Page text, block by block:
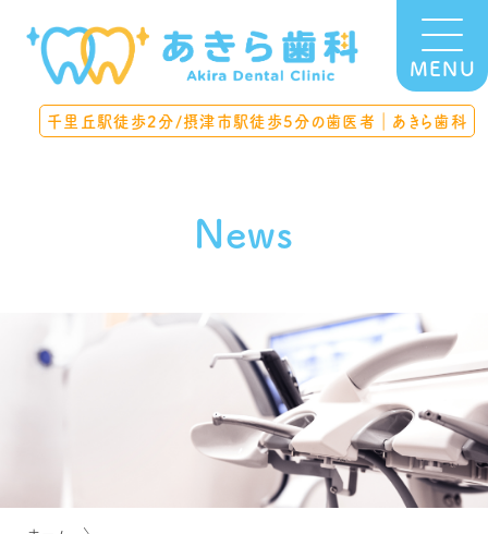
千里丘駅徒歩2分/摂津市駅徒歩5分の歯医者｜あきら歯科
News
MENU